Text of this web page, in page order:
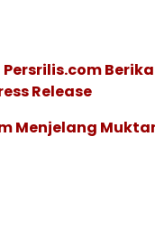
Release
Menjelang